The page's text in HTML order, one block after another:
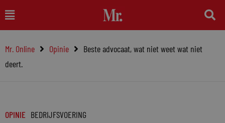
naar
inhoud
Main
Menu
Mr. Online Opinie
Beste advocaat, wat niet weet wat niet
deert.
OPINIE BEDRIJFSVOERING